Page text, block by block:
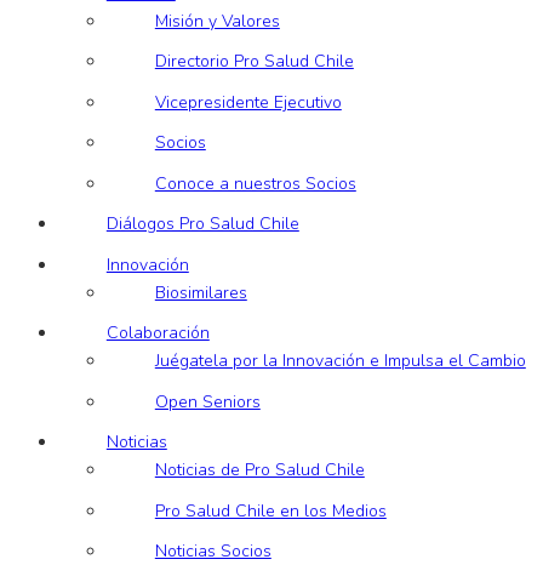
Misión y Valores
Directorio Pro Salud Chile
Vicepresidente Ejecutivo
Socios
Conoce a nuestros Socios
Diálogos Pro Salud Chile
Innovación
Biosimilares
Colaboración
Juégatela por la Innovación e Impulsa el Cambio
Open Seniors
Noticias
Noticias de Pro Salud Chile
Pro Salud Chile en los Medios
Noticias Socios